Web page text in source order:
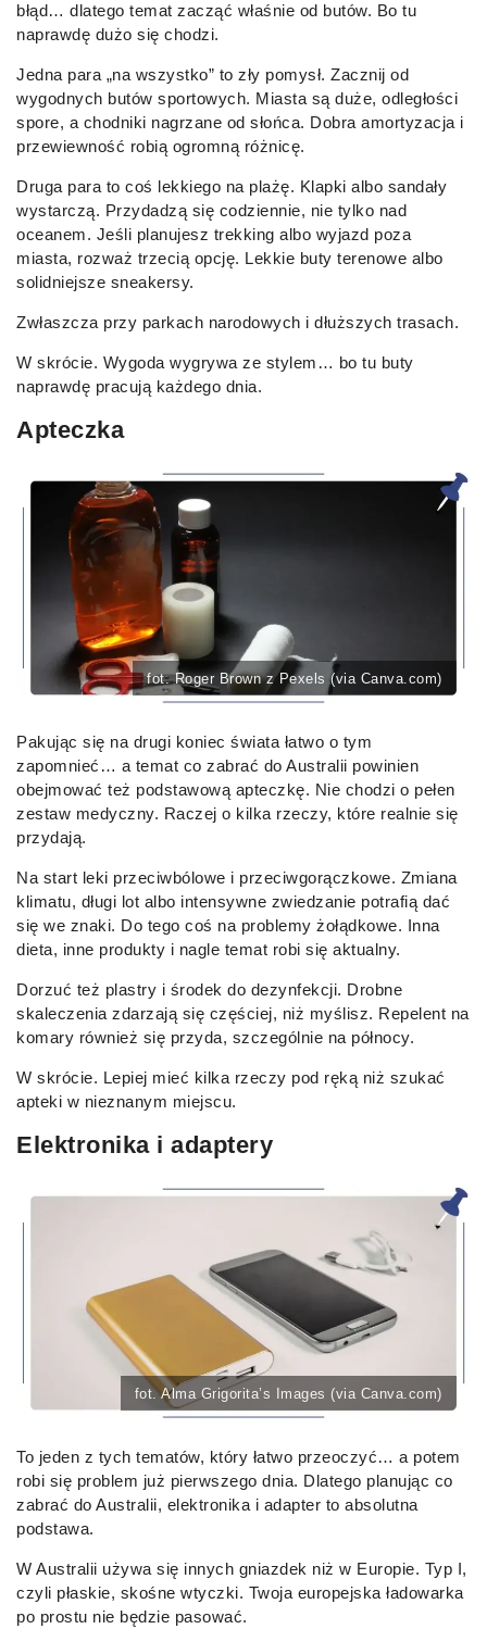
błąd… dlatego temat zacząć właśnie od butów. Bo tu
naprawdę dużo się chodzi.
Jedna para „na wszystko” to zły pomysł. Zacznij od
wygodnych butów sportowych. Miasta są duże, odległości
spore, a chodniki nagrzane od słońca. Dobra amortyzacja i
przewiewność robią ogromną różnicę.
Druga para to coś lekkiego na plażę. Klapki albo sandały
wystarczą. Przydadzą się codziennie, nie tylko nad
oceanem. Jeśli planujesz trekking albo wyjazd poza
miasta, rozważ trzecią opcję. Lekkie buty terenowe albo
solidniejsze sneakersy.
Zwłaszcza przy parkach narodowych i dłuższych trasach.
W skrócie. Wygoda wygrywa ze stylem… bo tu buty
naprawdę pracują każdego dnia.
Apteczka
fot. Roger Brown z Pexels (via Canva.com)
Pakując się na drugi koniec świata łatwo o tym
zapomnieć… a temat co zabrać do Australii powinien
obejmować też podstawową apteczkę. Nie chodzi o pełen
zestaw medyczny. Raczej o kilka rzeczy, które realnie się
przydają.
Na start leki przeciwbólowe i przeciwgorączkowe. Zmiana
klimatu, długi lot albo intensywne zwiedzanie potrafią dać
się we znaki. Do tego coś na problemy żołądkowe. Inna
dieta, inne produkty i nagle temat robi się aktualny.
Dorzuć też plastry i środek do dezynfekcji. Drobne
skaleczenia zdarzają się częściej, niż myślisz. Repelent na
komary również się przyda, szczególnie na północy.
W skrócie. Lepiej mieć kilka rzeczy pod ręką niż szukać
apteki w nieznanym miejscu.
Elektronika i adaptery
fot. Alma Grigorita’s Images (via Canva.com)
To jeden z tych tematów, który łatwo przeoczyć… a potem
robi się problem już pierwszego dnia. Dlatego planując co
zabrać do Australii, elektronika i adapter to absolutna
podstawa.
W Australii używa się innych gniazdek niż w Europie. Typ I,
czyli płaskie, skośne wtyczki. Twoja europejska ładowarka
po prostu nie będzie pasować.